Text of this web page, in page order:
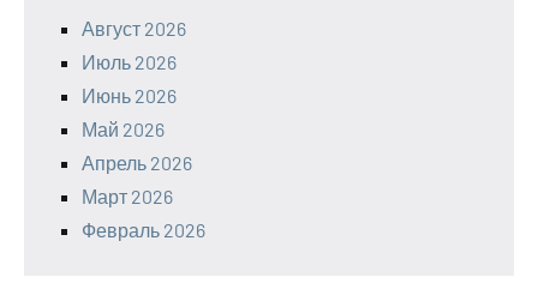
Август 2026
Июль 2026
Июнь 2026
Май 2026
Апрель 2026
Март 2026
Февраль 2026